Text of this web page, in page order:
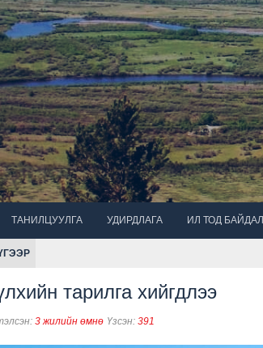
ТАНИЛЦУУЛГА УДИРДЛАГА ИЛ ТОД БАЙДАЛ
тарилга хийгдлээ
3 жилийн өмнө Үзсэн: 391